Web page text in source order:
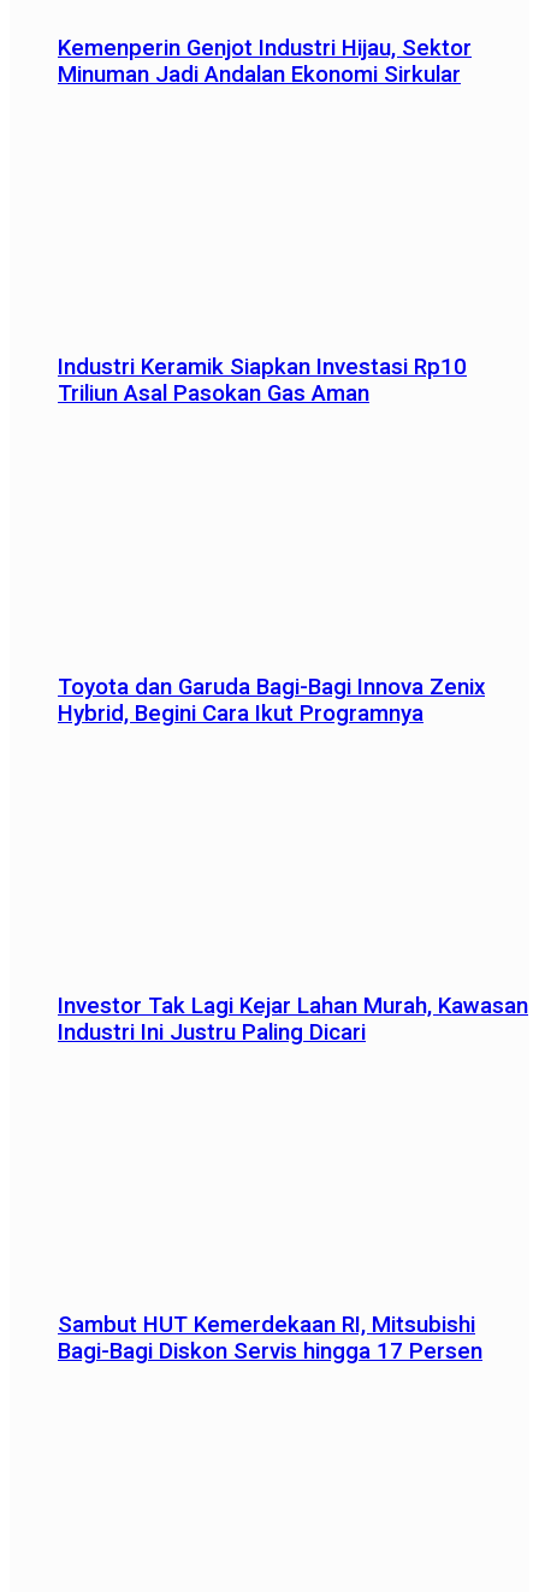
Kemenperin Genjot Industri Hijau, Sektor
Minuman Jadi Andalan Ekonomi Sirkular
Industri Keramik Siapkan Investasi Rp10
Triliun Asal Pasokan Gas Aman
Toyota dan Garuda Bagi-Bagi Innova Zenix
Hybrid, Begini Cara Ikut Programnya
Investor Tak Lagi Kejar Lahan Murah, Kawasan
Industri Ini Justru Paling Dicari
Sambut HUT Kemerdekaan RI, Mitsubishi
Bagi-Bagi Diskon Servis hingga 17 Persen